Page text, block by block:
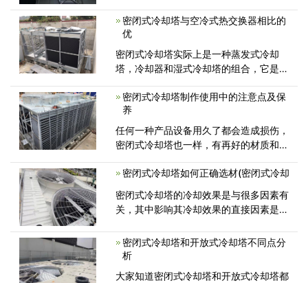
密闭式冷却塔与空冷式热交换器相比的
优
密闭式冷却塔实际上是一种蒸发式冷却
塔，冷却器和湿式冷却塔的组合，它是卧
式的蒸发式冷却塔，工艺流体在管内流过
密闭式冷却塔制作使用中的注意点及保
养
任何一种产品设备用久了都会造成损伤，
密闭式冷却塔也一样，有再好的材质和再
合理的结构，也会因为各种因素的影响
密闭式冷却塔如何正确选材(密闭式冷却
密闭式冷却塔的冷却效果是与很多因素有
关，其中影响其冷却效果的直接因素是设
密闭式冷却塔和开放式冷却塔不同点分
析
大家知道密闭式冷却塔和开放式冷却塔都